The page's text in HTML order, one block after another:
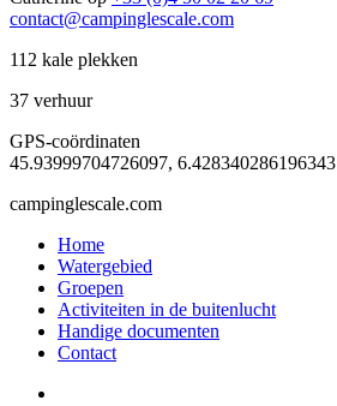
contact@campinglescale.com
112 kale plekken
37 verhuur
GPS-coördinaten
45.93999704726097, 6.428340286196343
campinglescale.com
Home
Watergebied
Groepen
Activiteiten in de buitenlucht
Handige documenten
Contact